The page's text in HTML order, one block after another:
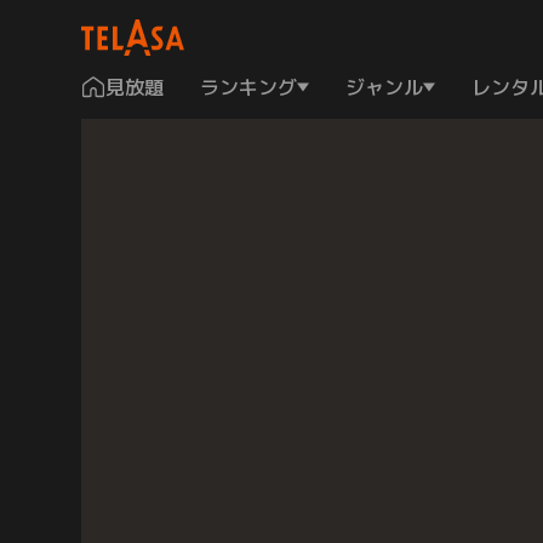
見放題 ランキング ジャンル レンタ